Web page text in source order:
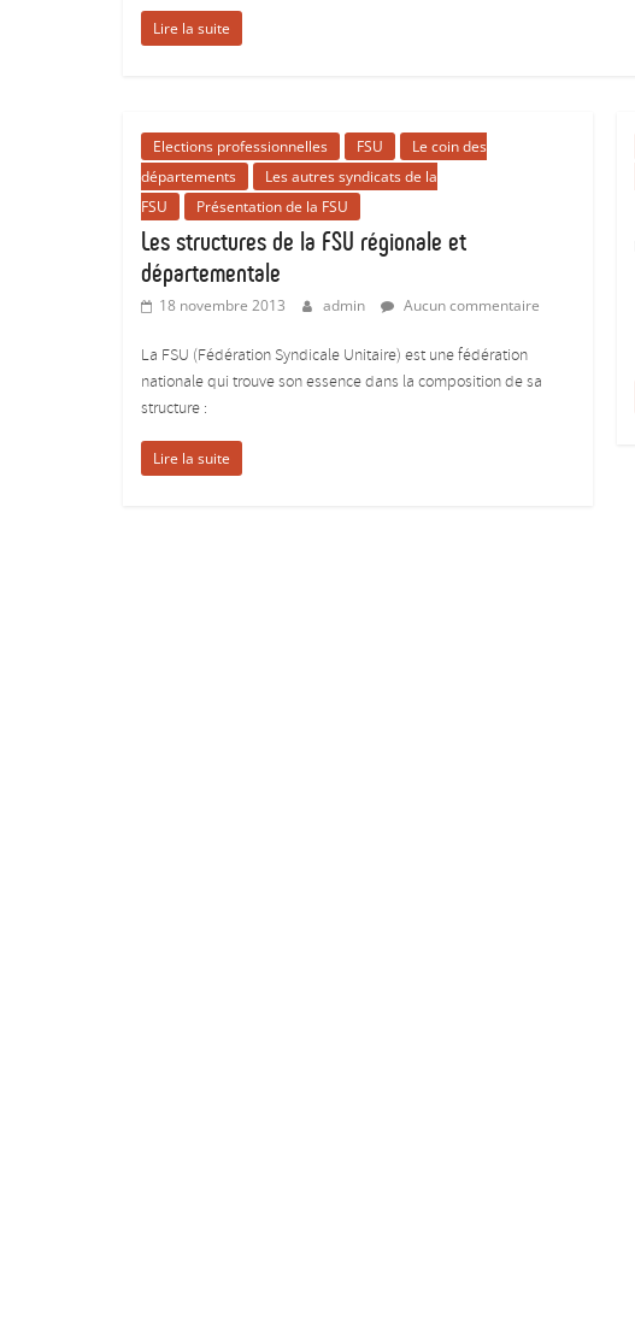
donner
du
études
Lire la suite
Elections professionnelles FSU
Le coin des
départements
Les autres syndicats de la
FSU
Présentation de la FSU
Les structures de la FSU régionale et
départementale
18 novembre 2013 admin Aucun commentaire
La FSU (Fédération Syndicale Unitaire) est une fédération
nationale qui trouve son essence dans la composition de sa
structure :
Lire la suite